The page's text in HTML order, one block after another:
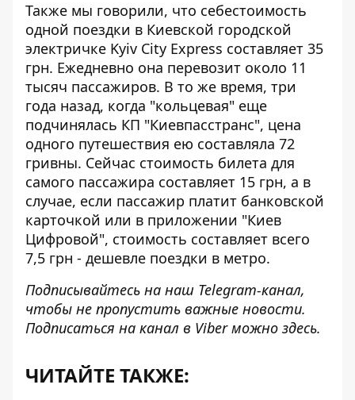
Также мы говорили, что себестоимость
одной поездки в Киевской городской
электричке Kyiv City Express составляет 35
грн. Ежедневно она перевозит около 11
тысяч пассажиров. В то же время, три
года назад, когда "кольцевая" еще
подчинялась КП "Киевпасстранс", цена
одного путешествия ею составляла 72
гривны. Сейчас стоимость билета для
самого пассажира составляет 15 грн, а в
случае, если пассажир платит банковской
карточкой или в приложении "Киев
Цифровой", стоимость составляет всего
7,5 грн - дешевле поездки в метро.
Подписывайтесь на наш Telegram-канал,
чтобы не пропустить важные новости.
Подписаться на канал в Viber можно здесь.
ЧИТАЙТЕ ТАКЖЕ: